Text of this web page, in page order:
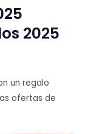
2025
un regalo
ofertas de